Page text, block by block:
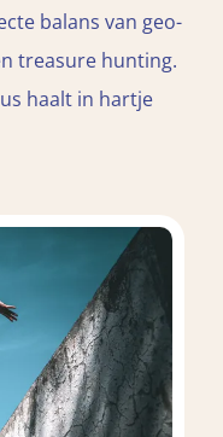
balans van geo-
treasure hunting.
haalt in hartje